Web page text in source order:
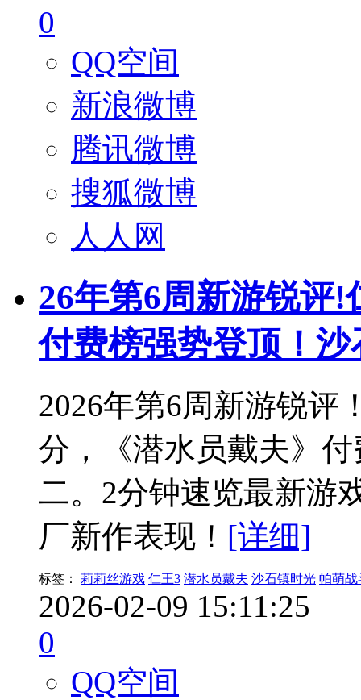
0
QQ空间
新浪微博
腾讯微博
搜狐微博
人人网
26年第6周新游锐评
付费榜强势登顶！
2026年第6周新游锐评
分，《潜水员戴夫》
二。2分钟速览最新游
厂新作表现！ [详细]
标签： 莉莉丝游戏 仁王3 潜水员戴夫 沙石镇时光 帕萌战
2026-02-09 15:11:25
0
QQ空间